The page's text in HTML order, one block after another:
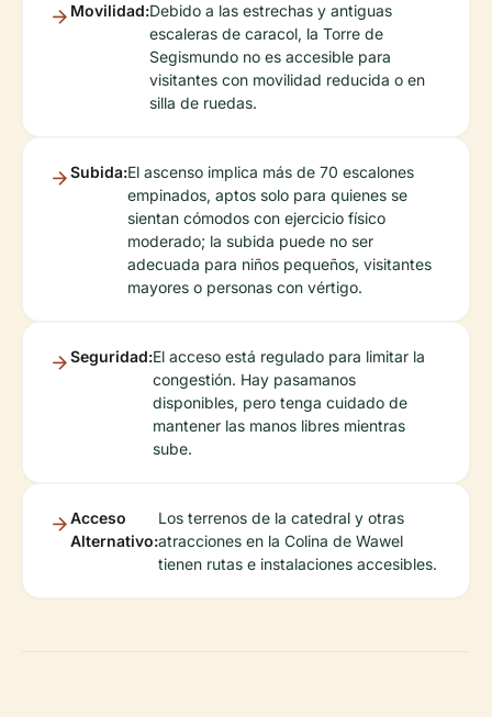
Movilidad:Debido a las estrechas y antiguas
escaleras de caracol, la Torre de
Segismundo no es accesible para
visitantes con movilidad reducida o en
silla de ruedas.
Subida:El ascenso implica más de 70 escalones
empinados, aptos solo para quienes se
sientan cómodos con ejercicio físico
moderado; la subida puede no ser
adecuada para niños pequeños, visitantes
mayores o personas con vértigo.
Seguridad:El acceso está regulado para limitar la
congestión. Hay pasamanos
disponibles, pero tenga cuidado de
mantener las manos libres mientras
sube.
Acceso
Alternativo:
Los terrenos de la catedral y otras
atracciones en la Colina de Wawel
tienen rutas e instalaciones accesibles.